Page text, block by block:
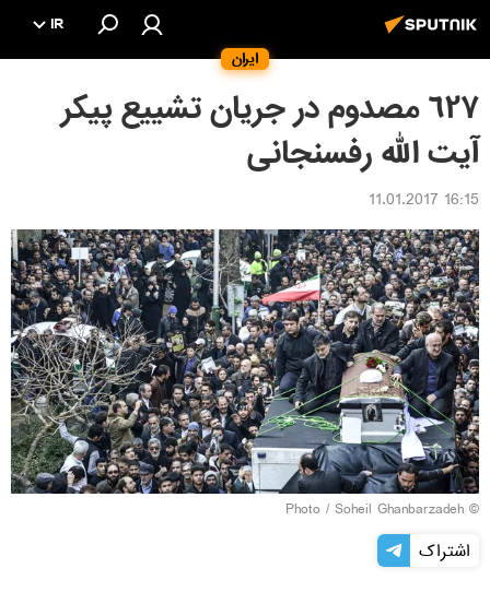
ایران
IR
٦٢٧ مصدوم در جريان تشييع پيكر
آيت الله رفسنجانی
16:15 11.01.2017
© Photo / Soheil Ghanbarzadeh
اشتراک